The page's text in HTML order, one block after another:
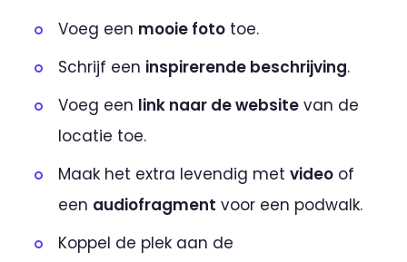
Voeg een mooie foto toe.
Schrijf een inspirerende beschrijving.
Voeg een link naar de website van de
locatie toe.
Maak het extra levendig met video of
een audiofragment voor een podwalk.
Koppel de plek aan de